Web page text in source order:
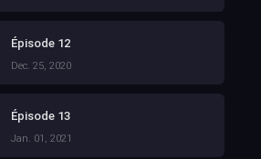
Épisode 12
Dec. 25, 2020
Épisode 13
Jan. 01, 2021